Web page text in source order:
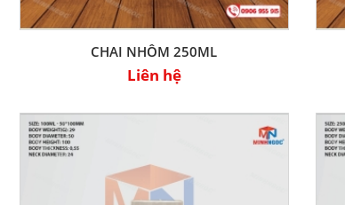
CHAI NHÔM 250ML
Liên hệ